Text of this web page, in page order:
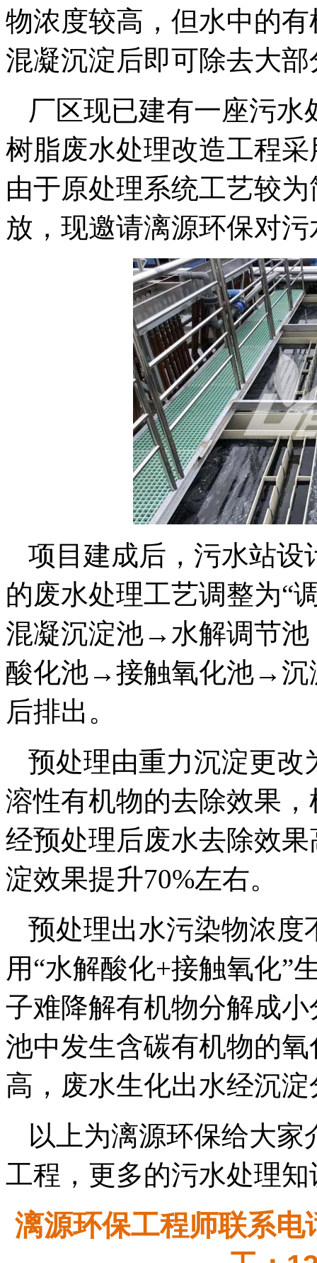
物浓度较高，但水中的
混凝沉淀后即可除去大部
厂区现已建有一座污
树脂废水处理改造工程采
由于原处理系统工艺较
放，现邀请漓源环保对
项目建成后，污水站设
的废水处理工艺调整为“
混凝沉淀池→水解调节
酸化池→接触氧化池→沉
后排出。
预处理由重力沉淀更改
溶性有机物的去除效果
经预处理后废水去除效
淀效果提升70%左右。
预处理出水污染物浓度
用“水解酸化+接触氧化”
子难降解有机物分解成
池中发生含碳有机物的
高，废水生化出水经沉
以上为漓源环保给大家
工程，更多的污水处理
漓源环保工程师联系